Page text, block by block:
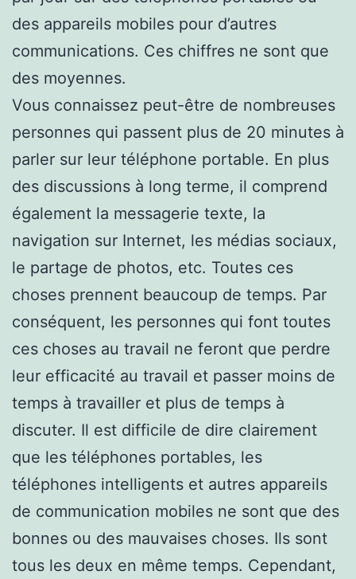
des appareils mobiles pour d’autres
communications. Ces chiffres ne sont que
des moyennes.
Vous connaissez peut-être de nombreuses
personnes qui passent plus de 20 minutes à
parler sur leur téléphone portable. En plus
des discussions à long terme, il comprend
également la messagerie texte, la
navigation sur Internet, les médias sociaux,
le partage de photos, etc. Toutes ces
choses prennent beaucoup de temps. Par
conséquent, les personnes qui font toutes
ces choses au travail ne feront que perdre
leur efficacité au travail et passer moins de
temps à travailler et plus de temps à
discuter. Il est difficile de dire clairement
que les téléphones portables, les
téléphones intelligents et autres appareils
de communication mobiles ne sont que des
bonnes ou des mauvaises choses. Ils sont
tous les deux en même temps. Cependant,